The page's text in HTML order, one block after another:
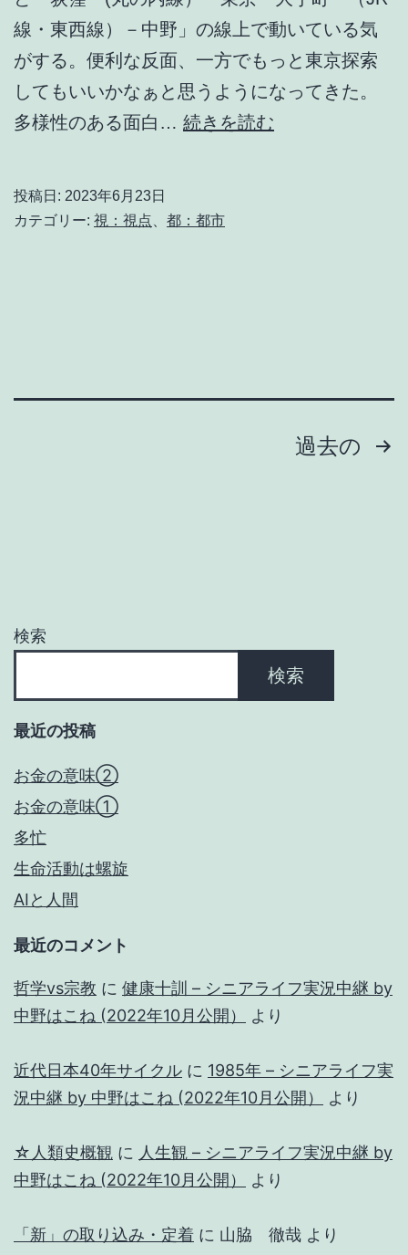
線・東西線）－中野」の線上で動いている気
がする。便利な反面、一方でもっと東京探索
してもいいかなぁと思うようになってきた。
多様性のある面白… 続きを読む
投稿日: 2023年6月23日
カテゴリー: 視：視点 都：都市
ジ
送
り
過去の
検索
検索
最近の投稿
お金の意味②
お金の意味①
多忙
生命活動は螺旋
AIと人間
最近のコメント
哲学vs宗教 に 健康十訓 – シニアライフ実況中継 by
中野はこね (2022年10月公開）
より
近代日本40年サイクル に 1985年 – シニアライフ実
況中継 by 中野はこね (2022年10月公開）
より
☆人類史概観 に 人生観 – シニアライフ実況中継 by
中野はこね (2022年10月公開）
より
「新」の取り込み・定着 に 山脇 徹哉 より